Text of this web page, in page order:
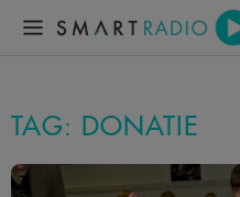
TAG: DONATIE